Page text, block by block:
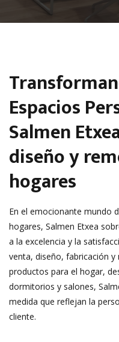
Espacios
Salmen
diseño y
hogares
En el emocionante mundo
hogares, Salmen Etxea
a la excelencia y la
venta, diseño, fabricación
productos para el hogar,
dormitorios y salones,
medida que reflejan la
cliente.